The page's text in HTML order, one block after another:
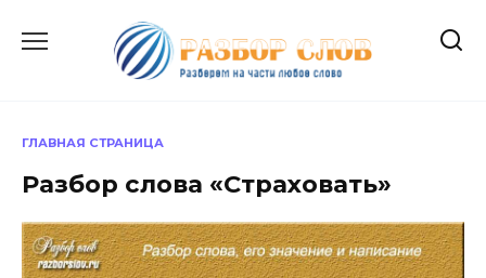
содержанию
ГЛАВНАЯ СТРАНИЦА
Разбор слова «Страховать»